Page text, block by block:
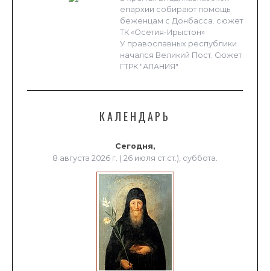
епархии собирают помощь
беженцам с Донбасса. сюжет
ТК «Осетия-Ирыстон»
У православных республики
начался Великий Пост. Сюжет
ГТРК "АЛАНИЯ"
КАЛЕНДАРЬ
Сегодня,
8 августа 2026 г. ( 26 июля ст.ст.), суббота.